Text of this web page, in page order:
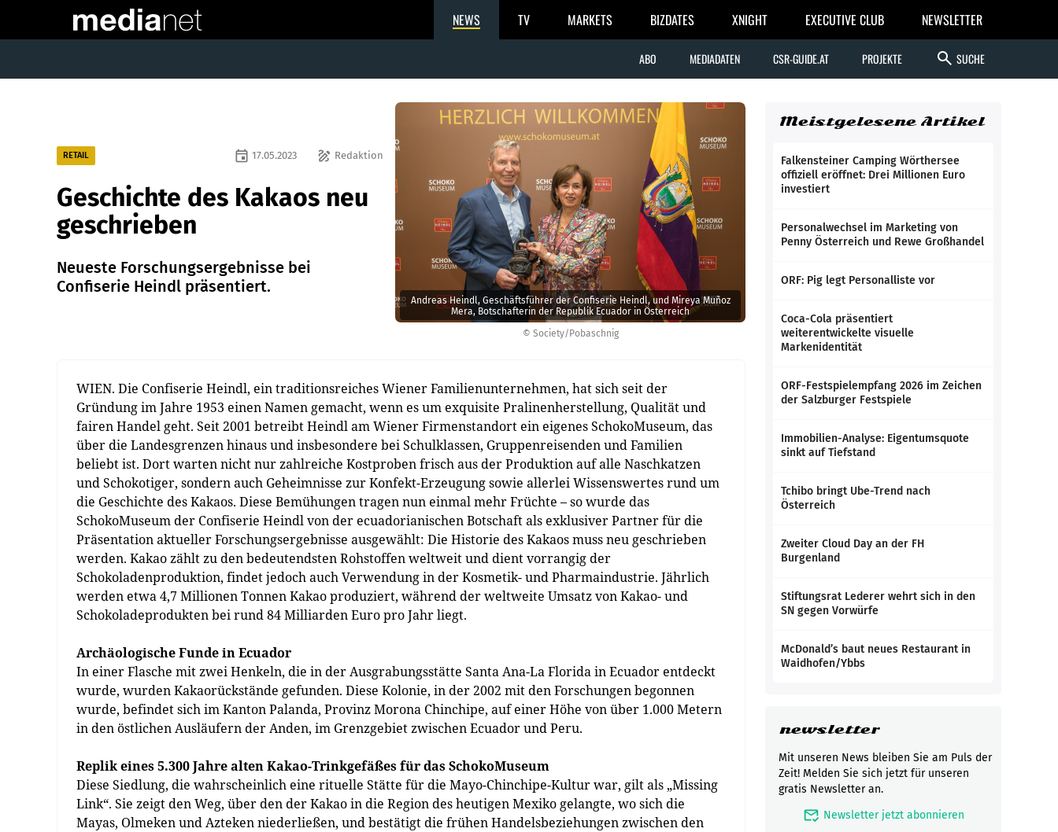
NEWS TV MARKETS BIZDATES XNIGHT EXECUTIVE CLUB NEWSLETTER
ABO MEDIADATEN CSR-GUIDE.AT PROJEKTE search SUCHE
© Society/Pobaschnig
Andreas Heindl, Geschäftsführer der Confiserie Heindl, und Mireya Muñoz
Mera, Botschafterin der Republik Ecuador in Österreich
RETAIL draw Redaktion
event 17.05.2023
Geschichte des Kakaos neu
geschrieben
Neueste Forschungsergebnisse bei
Confiserie Heindl präsentiert.
WIEN. Die Confiserie Heindl, ein traditionsreiches Wiener Familienunternehmen, hat sich seit der
Gründung im Jahre 1953 einen Namen gemacht, wenn es um exquisite Pralinenherstellung, Qualität und
fairen Handel geht. Seit 2001 betreibt Heindl am Wiener Firmenstandort ein eigenes SchokoMuseum, das
über die Landesgrenzen hinaus und insbesondere bei Schulklassen, Gruppenreisenden und Familien
beliebt ist. Dort warten nicht nur zahlreiche Kostproben frisch aus der Produktion auf alle Naschkatzen
und Schokotiger, sondern auch Geheimnisse zur Konfekt-Erzeugung sowie allerlei Wissenswertes rund um
die Geschichte des Kakaos. Diese Bemühungen tragen nun einmal mehr Früchte – so wurde das
SchokoMuseum der Confiserie Heindl von der ecuadorianischen Botschaft als exklusiver Partner für die
Präsentation aktueller Forschungsergebnisse ausgewählt: Die Historie des Kakaos muss neu geschrieben
werden. Kakao zählt zu den bedeutendsten Rohstoffen weltweit und dient vorrangig der
Schokoladenproduktion, findet jedoch auch Verwendung in der Kosmetik- und Pharmaindustrie. Jährlich
werden etwa 4,7 Millionen Tonnen Kakao produziert, während der weltweite Umsatz von Kakao- und
Schokoladeprodukten bei rund 84 Milliarden Euro pro Jahr liegt.
Archäologische Funde in Ecuador
In einer Flasche mit zwei Henkeln, die in der Ausgrabungsstätte Santa Ana-La Florida in Ecuador entdeckt
wurde, wurden Kakaorückstände gefunden. Diese Kolonie, in der 2002 mit den Forschungen begonnen
wurde, befindet sich im Kanton Palanda, Provinz Morona Chinchipe, auf einer Höhe von über 1.000 Metern
in den östlichen Ausläufern der Anden, im Grenzgebiet zwischen Ecuador und Peru.
Replik eines 5.300 Jahre alten Kakao-Trinkgefäßes für das SchokoMuseum
Diese Siedlung, die wahrscheinlich eine rituelle Stätte für die Mayo-Chinchipe-Kultur war, gilt als „Missing
Link“. Sie zeigt den Weg, über den der Kakao in die Region des heutigen Mexiko gelangte, wo sich die
Mayas, Olmeken und Azteken niederließen, und bestätigt die frühen Handelsbeziehungen zwischen den
Meistgelesene Artikel
Falkensteiner Camping Wörthersee
offiziell eröffnet: Drei Millionen Euro
investiert
Personalwechsel im Marketing von
Penny Österreich und Rewe Großhandel
ORF: Pig legt Personalliste vor
Coca-Cola präsentiert
weiterentwickelte visuelle
Markenidentität
ORF-Festspielempfang 2026 im Zeichen
der Salzburger Festspiele
Immobilien-Analyse: Eigentumsquote
sinkt auf Tiefstand
Tchibo bringt Ube-Trend nach
Österreich
Zweiter Cloud Day an der FH
Burgenland
Stiftungsrat Lederer wehrt sich in den
SN gegen Vorwürfe
McDonald’s baut neues Restaurant in
Waidhofen/Ybbs
newsletter
Mit unseren News bleiben Sie am Puls der
Zeit! Melden Sie sich jetzt für unseren
gratis Newsletter an.
mark_email_read Newsletter jetzt abonnieren